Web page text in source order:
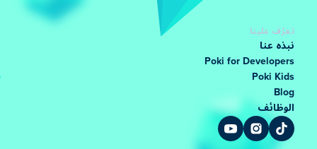
تعرّف علينا
نبذه عنا
Poki for Developers
Poki Kids
Blog
الوظائف